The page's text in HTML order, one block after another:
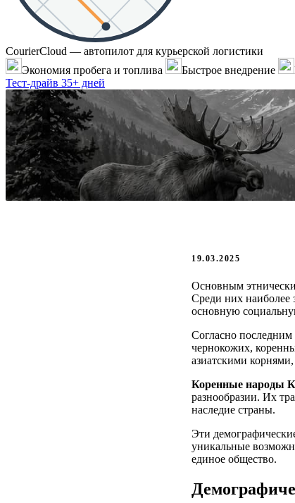
CourierCloud — автопилот для курьерской логистики
Экономия пробега и топлива
Быстрое внедрение
Тест-драйв 35+ дней
19.03.2025
Основным
Среди них наиболее
основную
Согласно
чернокожих,
азиатскими
Коренные народы
разнообразии. Их
наследие страны.
Эти
уникальные
единое общество.